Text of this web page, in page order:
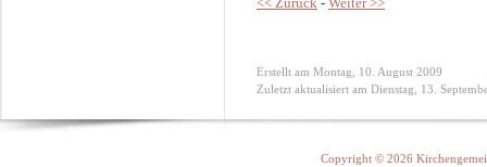
Erstellt am Montag, 10. August 2009
Zuletzt aktualisiert am Dienstag, 13.
Copyright © 2026